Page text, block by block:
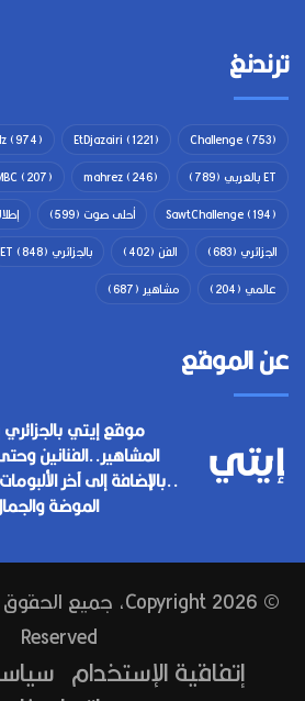
ترندنغ
Challenge(753)
EtDjazairi (1221)
(974)
ET بالعربي
(789)
mahrez(246)
(207)
SawtChallenge(194) أحلى صوت (599)
الجزائري (683) الفن (402) بالجزائري ET (848)
عالمي (204) مشاهير (687)
عن الموقع
موقع إيتي
المشاهير..الفنانين
..بالإضافة إلى آخر
الموضة
Reserved
إتفاقية الإستخدام